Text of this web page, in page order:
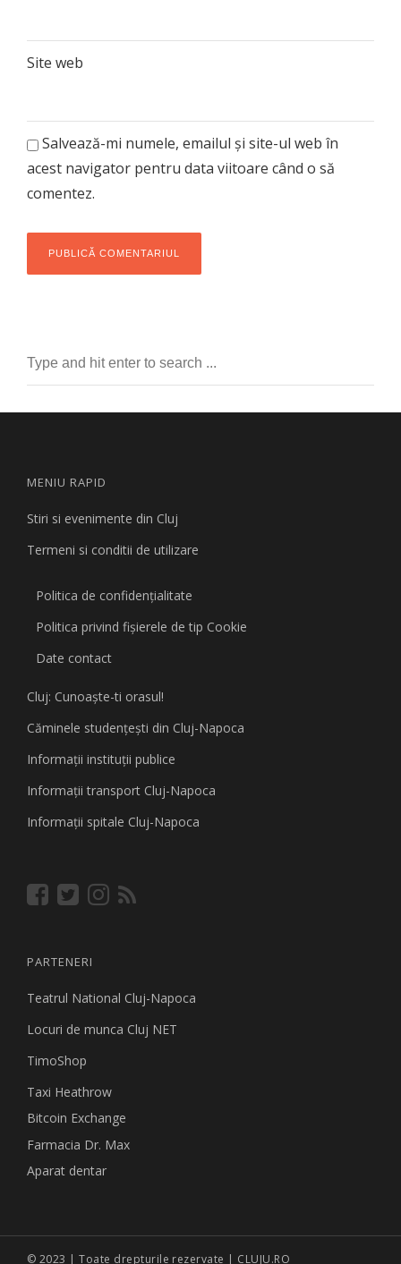
Site web
Salvează-mi numele, emailul și site-ul web în
acest navigator pentru data viitoare când o să
comentez.
MENIU RAPID
Stiri si evenimente din Cluj
Termeni si conditii de utilizare
Politica de confidențialitate
Politica privind fişierele de tip Cookie
Date contact
Cluj: Cunoaşte-ti orasul!
Căminele studenţeşti din Cluj-Napoca
Informaţii instituţii publice
Informaţii transport Cluj-Napoca
Informaţii spitale Cluj-Napoca
PARTENERI
Teatrul National Cluj-Napoca
Locuri de munca Cluj NET
TimoShop
Taxi Heathrow
Bitcoin Exchange
Farmacia Dr. Max
Aparat dentar
© 2023 | Toate drepturile rezervate | CLUJU.RO